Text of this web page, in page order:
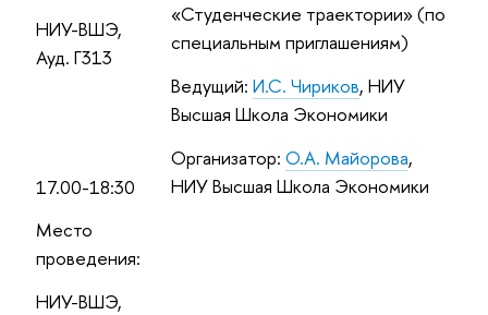
НИУ-ВШЭ,
Ауд. Г313
17.00-18:30
Место
проведения:
НИУ-ВШЭ,
«Студенческие траектории» (по
специальным приглашениям)
Ведущий: И.С. Чириков, НИУ
Высшая Школа Экономики
Организатор: О.А. Майорова,
НИУ Высшая Школа Экономики